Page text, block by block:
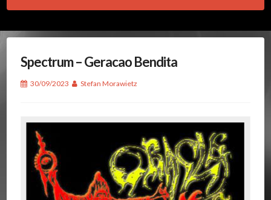
Spectrum – Geracao Bendita
30/09/2023 Stefan Morawietz